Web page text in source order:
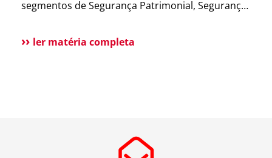
cortes do nosso
segmentos de Segurança Patrimonial, Segurança
esclarecer que não possui qualquer relação
ler matéria completa